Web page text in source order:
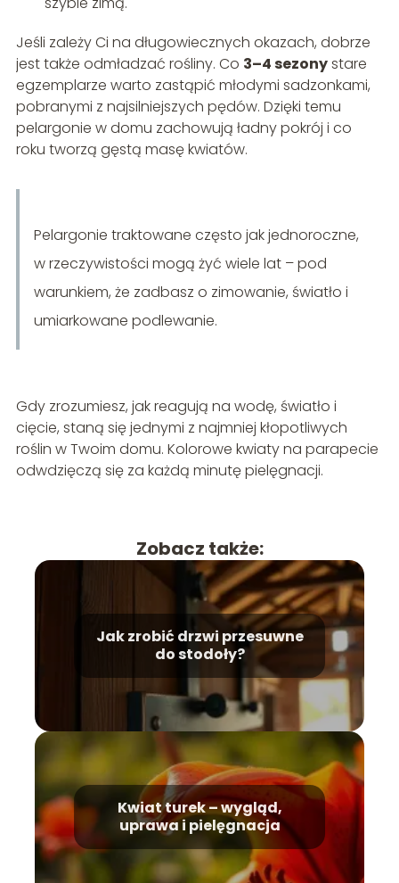
Jeśli zależy Ci na długowiecznych okazach, dobrze
jest także odmładzać rośliny. Co 3–4 sezonystare
egzemplarze warto zastąpić młodymi sadzonkami,
pobranymi z najsilniejszych pędów. Dzięki temu
pelargonie w domu zachowują ładny pokrój i co
roku tworzą gęstą masę kwiatów.
Pelargonie traktowane często jak jednoroczne,
w rzeczywistości mogą żyć wiele lat – pod
warunkiem, że zadbasz o zimowanie, światło i
umiarkowane podlewanie.
Gdy zrozumiesz, jak reagują na wodę, światło i
cięcie, staną się jednymi z najmniej kłopotliwych
roślin w Twoim domu. Kolorowe kwiaty na parapecie
odwdzięczą się za każdą minutę pielęgnacji.
Zobacz także:
Jak zrobić drzwi przesuwne
do stodoły?
Kwiat turek – wygląd,
uprawa i pielęgnacja